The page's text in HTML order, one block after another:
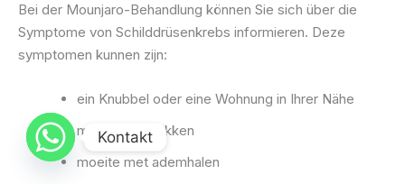
Bei der Mounjaro-Behandlung können Sie sich über die
Symptome von Schilddrüsenkrebs informieren. Deze
symptomen kunnen zijn:
ein Knubbel oder eine Wohnung in Ihrer Nähe
moeite met slikken
moeite met ademhalen
Kontakt